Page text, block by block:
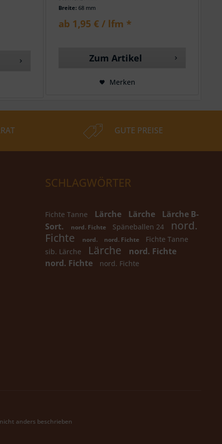
Breite: 68 mm
ab 1,95 € / lfm *
Zum Artikel
Merken
GUTE PREISE
SCHLAGWÖRTER
Fichte Tanne Lärche Lärche
Lärche B-
Sort.
nord. Fichte Späneballen 24
nord.
Fichte
nord. nord. Fichte
Fichte Tanne
sib. Lärche
Lärche
nord. Fichte
nord. Fichte
nord. Fichte
anders beschrieben